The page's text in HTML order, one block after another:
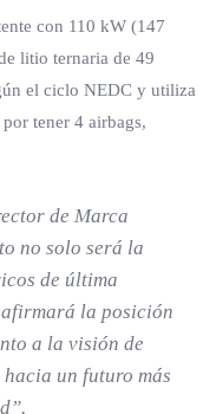
con 110 kW (147
litio ternaria de 49
el ciclo NEDC y utiliza
tener 4 airbags,
de Marca
no solo será la
de última
la posición
a la visión de
un futuro más